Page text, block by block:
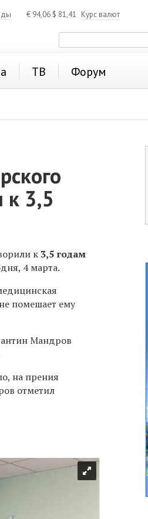
€ 94,06 $ 81,41 Курс валют
ТВ Форум
к 3,5
к 3,5 годам
4 марта.
помешает ему
Мандров
на прения
отметил